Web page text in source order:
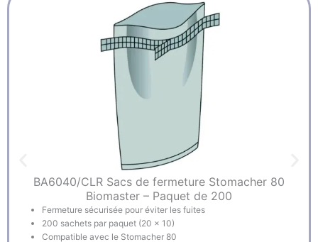
BA6040/CLR Sacs de fermeture Stomacher 80
Biomaster – Paquet de 200
Fermeture sécurisée pour éviter les fuites
200 sachets par paquet (20 x 10)
Compatible avec le Stomacher 80